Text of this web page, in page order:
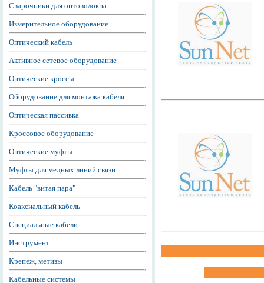
Сварочники для оптоволокна
Измерительное оборудование
Оптический кабель
Активное сетевое оборудование
Оптические кроссы
Оборудование для монтажа кабеля
Оптическая пассивка
Кроссовое оборудование
Оптические муфты
Муфты для медных линий связи
Кабель "витая пара"
Коаксиальный кабель
Специальные кабели
Инструмент
Крепеж, метизы
Кабельные системы